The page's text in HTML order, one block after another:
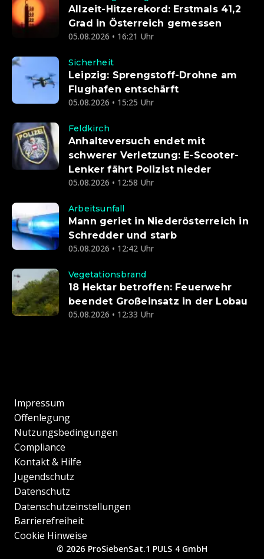
Allzeit-Hitzerekord: Erstmals 41,2
Grad in Österreich gemessen
05.08.2026 • 16:21 Uhr
Sicherheit
Leipzig: Sprengstoff-Drohne am
Flughafen entschärft
05.08.2026 • 15:25 Uhr
Feldkirch
Anhalteversuch endet mit
schwerer Verletzung: E-Scooter-
Lenker fährt Polizist nieder
05.08.2026 • 12:58 Uhr
Arbeitsunfall
Mann geriet in Niederösterreich in
Schredder und starb
05.08.2026 • 12:42 Uhr
Vegetationsbrand
18 Hektar betroffen: Feuerwehr
beendet Großeinsatz in der Lobau
05.08.2026 • 12:33 Uhr
Impressum
Offenlegung
Nutzungsbedingungen
Compliance
Kontakt & Hilfe
Jugendschutz
Datenschutz
Datenschutzeinstellungen
Barrierefreiheit
Cookie Hinweise
© 2026 ProSiebenSat.1 PULS 4 GmbH